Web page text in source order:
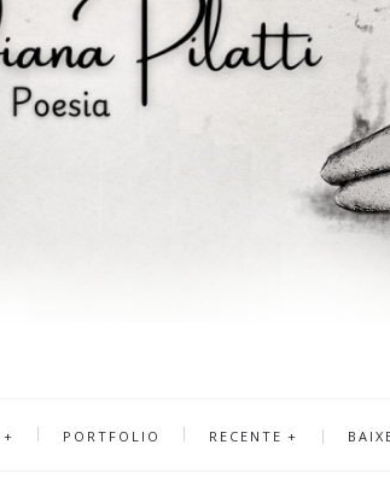
PORTFOLIO RECENTE